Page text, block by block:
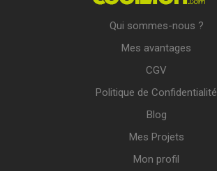
Qui sommes-nous ?
Mes avantages
CGV
Politique de Confidentialité
Blog
Mes Projets
Mon profil